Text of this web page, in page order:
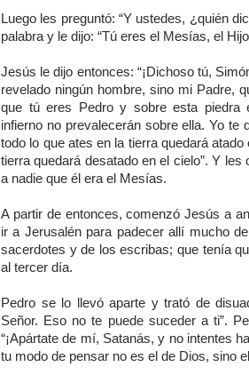
Luego les preguntó: “Y ustedes, ¿quién
palabra y le dijo: “Tú eres el Mesías, el
Jesús le dijo entonces: “¡Dichoso tú,
revelado ningún hombre, sino mi Padre,
que tú eres Pedro y sobre esta piedra
infierno no prevalecerán sobre ella. Yo
todo lo que ates en la tierra quedará
tierra quedará desatado en el cielo”. Y
a nadie que él era el Mesías.
A partir de entonces, comenzó Jesús a
ir a Jerusalén para padecer allí mucho
sacerdotes y de los escribas; que tenía
al tercer día.
Pedro se lo llevó aparte y trató de
Señor. Eso no te puede suceder a ti”.
“¡Apártate de mí, Satanás, y no intentes
tu modo de pensar no es el de Dios, sino